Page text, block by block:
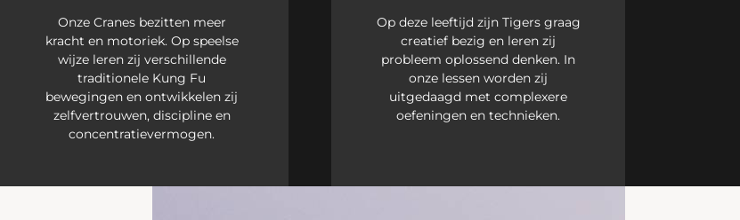
Onze Cranes bezitten meer
kracht en motoriek. Op speelse
wijze leren zij verschillende
traditionele Kung Fu
bewegingen en ontwikkelen zij
zelfvertrouwen, discipline en
concentratievermogen.
Op deze leeftijd zijn Tigers graag
creatief bezig en leren zij
probleem oplossend denken. In
onze lessen worden zij
uitgedaagd met complexere
oefeningen en technieken.